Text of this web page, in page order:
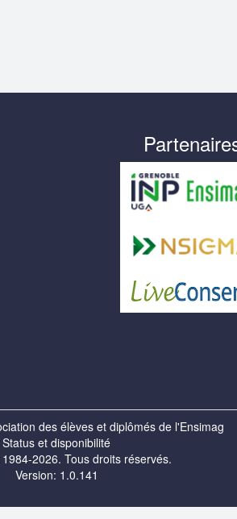
des élèves et diplômés de l'Ensimag
Status et disponibilité
2026. Tous droits réservés.
Version: 1.0.141